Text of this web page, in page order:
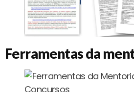
Ferramentas da